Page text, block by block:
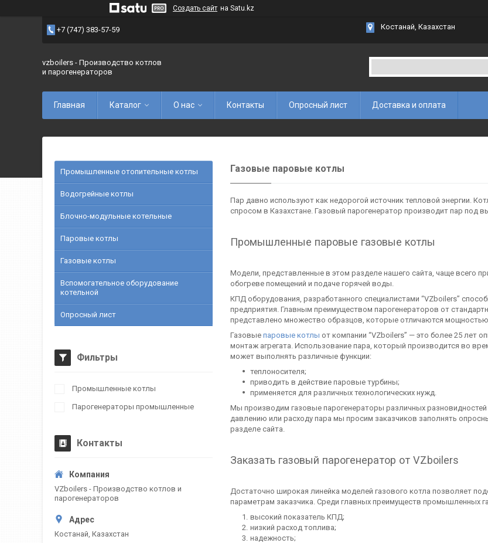
Создать сайт на Satu.kz
+7 (747) 383-57-59 Костанай, Казахстан
vzboilers - Производство котлов
и парогенераторов
Главная Каталог О нас Контакты Опросный лист Доставка и оплата
Газовые паровые котлы
Пар давно используют как недорогой источник тепловой энергии.
спросом в Казахстане. Газовый парогенератор производит пар под
Промышленные паровые газовые котлы
Модели, представленные в этом разделе нашего сайта, чаще всего
обогреве помещений и подаче горячей воды.
КПД оборудования, разработанного специалистами “VZboilers”
предприятия. Главным преимуществом парогенераторов от
представлено множество образцов, которые отличаются
Газовые паровые котлы от компании “VZboilers” — это более 25 лет
монтаж агрегата. Использование пара, который производится во
может выполнять различные функции:
теплоносителя;
приводить в действие паровые турбины;
применяется для различных технологических нужд.
Мы производим газовые парогенераторы различных
давлению или расходу пара мы просим заказчиков заполнять
разделе сайта.
Заказать газовый парогенератор от VZboilers
Достаточно широкая линейка моделей газового котла позволяет
параметрам заказчика. Среди главных преимуществ промышленных
высокий показатель КПД;
низкий расход топлива;
надежность;
Промышленные отопительные котлы
Водогрейные котлы
Блочно-модульные котельные
Паровые котлы
Газовые котлы
Вспомогательное оборудование
котельной
Опросный лист
Фильтры
Промышленные котлы
Парогенераторы промышленные
Контакты
VZboilers - Производство котлов и
парогенераторов
Костанай, Казахстан